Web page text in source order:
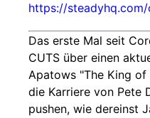
https://
Das erste Mal seit
CUTS über einen
Apatows "The King
die Karriere von Pete
pushen, wie dereinst